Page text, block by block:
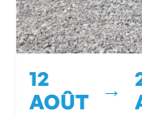
12
AOÛT
→